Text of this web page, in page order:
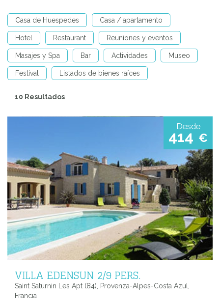
Casa de Huespedes Casa / apartamento
Hotel Restaurant Reuniones y eventos
Masajes y Spa Bar Actividades Museo
Festival Listados de bienes raíces
10 Resultados
Desde
414 €
VILLA EDENSUN 2/9 PERS.
Saint Saturnin Les Apt (84), Provenza-Alpes-Costa Azul,
Francia